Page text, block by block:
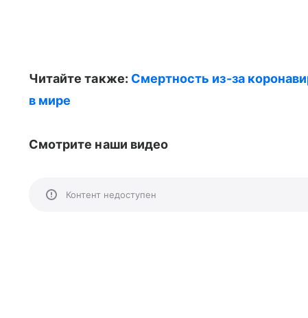
Читайте также: Смертность из-за
в мире
Смотрите наши видео
Контент недоступен